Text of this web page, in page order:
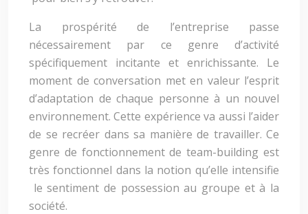
La prospérité de l’entreprise passe
nécessairement par ce genre d’activité
spécifiquement incitante et enrichissante. Le
moment de conversation met en valeur l’esprit
d’adaptation de chaque personne à un nouvel
environnement. Cette expérience va aussi l’aider
de se recréer dans sa manière de travailler. Ce
genre de fonctionnement de team-building est
très fonctionnel dans la notion qu’elle intensifie
le sentiment de possession au groupe et à la
société.